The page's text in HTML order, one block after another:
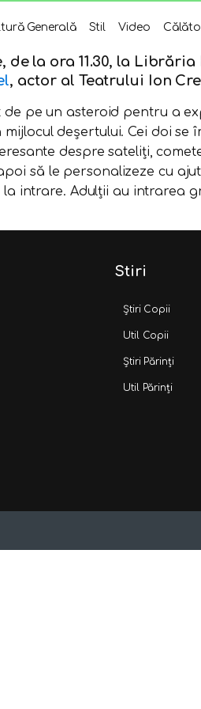
Generală Stil Video
la ora 11.30, la
, actor al Teatrului Ion
pe un asteroid pentru a
deșertului. Cei doi
despre sateliți,
să le personalizeze cu
intrare. Adulții au intrarea
Stiri
Știri Copii
Util Copii
Știri Părinți
Util Părinți